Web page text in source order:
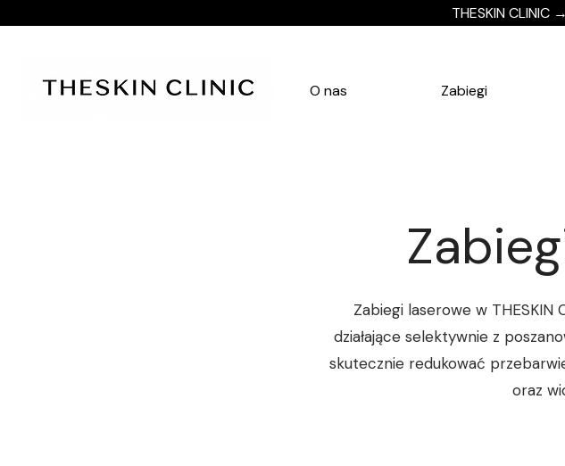
THESKIN
O nas Zabiegi
Zabiegi laserowe w
działające selektywnie z
skutecznie redukować
oraz